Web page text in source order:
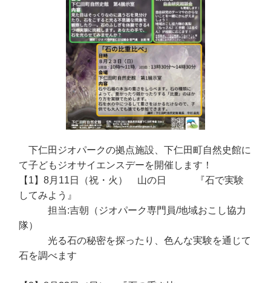
下仁田ジオパークの拠点施設、下仁田町自然史館に
て子どもジオサイエンスデーを開催します！
【1】8月11日（祝・火） 山の日 『石で実験
してみよう』
担当:吉朝（ジオパーク専門員/地域おこし協力
隊）
光る石の秘密を探ったり、色んな実験を通じて
石を調べます